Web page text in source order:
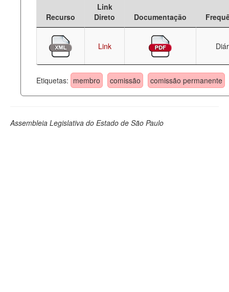
Deputados Estaduais
Administração
Legislação
Perguntas frequentes
Recurso
Link
Direto
Documentação
Link
Etiquetas: membro comissão comissão permanente
Assembleia Legislativa do Estado de São Paulo